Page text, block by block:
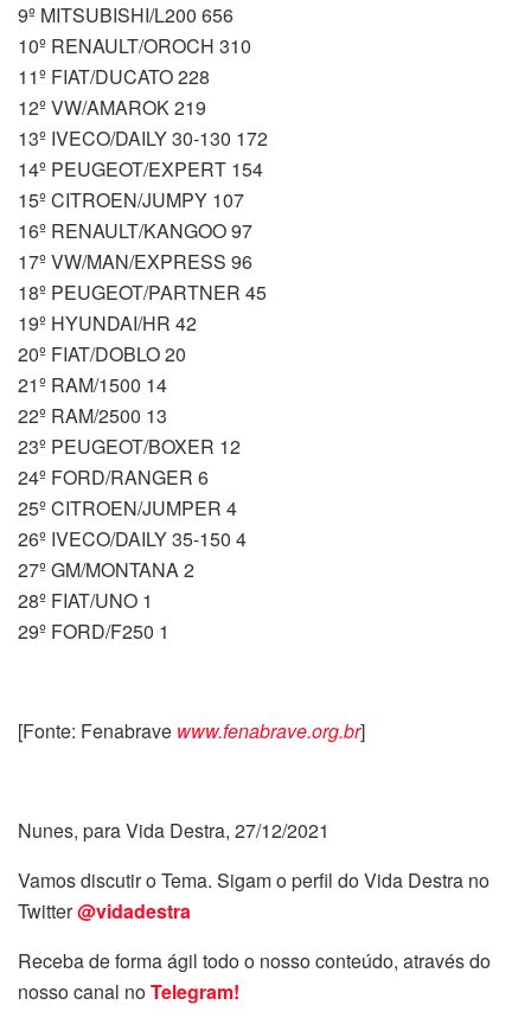
9º MITSUBISHI/L200 656
10º RENAULT/OROCH 310
11º FIAT/DUCATO 228
12º VW/AMAROK 219
13º IVECO/DAILY 30-130 172
14º PEUGEOT/EXPERT 154
15º CITROEN/JUMPY 107
16º RENAULT/KANGOO 97
17º VW/MAN/EXPRESS 96
18º PEUGEOT/PARTNER 45
19º HYUNDAI/HR 42
20º FIAT/DOBLO 20
21º RAM/1500 14
22º RAM/2500 13
23º PEUGEOT/BOXER 12
24º FORD/RANGER 6
25º CITROEN/JUMPER 4
26º IVECO/DAILY 35-150 4
27º GM/MONTANA 2
28º FIAT/UNO 1
29º FORD/F250 1
[Fonte: Fenabrave www.fenabrave.org.br]
Nunes, para Vida Destra, 27/12/2021
Vamos discutir o Tema. Sigam o perfil do Vida Destra no
Twitter@vidadestra
Receba de forma ágil todo o nosso conteúdo, através do
nosso canal noTelegram!